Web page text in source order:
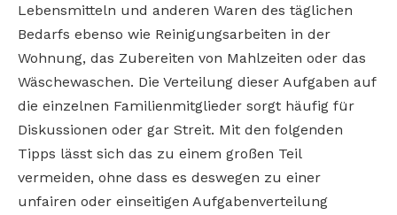
Lebensmitteln und anderen Waren des täglichen
Bedarfs ebenso wie Reinigungsarbeiten in der
Wohnung, das Zubereiten von Mahlzeiten oder das
Wäschewaschen. Die Verteilung dieser Aufgaben auf
die einzelnen Familienmitglieder sorgt häufig für
Diskussionen oder gar Streit. Mit den folgenden
Tipps lässt sich das zu einem großen Teil
vermeiden, ohne dass es deswegen zu einer
unfairen oder einseitigen Aufgabenverteilung